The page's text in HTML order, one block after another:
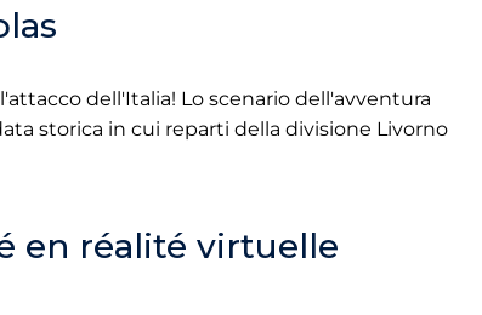
dell'Italia! Lo scenario dell'avventura
storica in cui reparti della divisione Livorno
en réalité virtuelle